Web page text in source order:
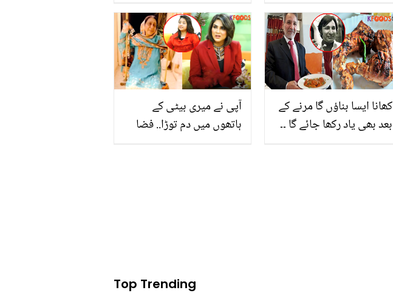
جو فریج میں رکھنے سے
زہریلی بن سکتی ہیں
باتوں نے نئی بحث چھیڑ
دی! صارفین بہو کی حمایت
کرنے لگے
آپی نے میری بیٹی کے
ہاتھوں میں دم توڑا.. فضا
کھانا ایسا بناؤں گا مرنے کے
بعد بھی یاد رکھا جائے گا ۔۔
Top Trending